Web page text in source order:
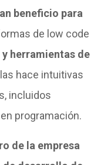
beneficio para
de low code
herramientas de
hace intuitivas
incluidos
programación.
de la empresa